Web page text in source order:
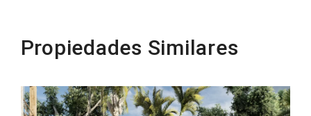
Propiedades Similares